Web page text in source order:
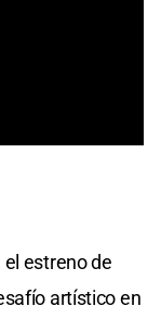
estreno de
artístico en